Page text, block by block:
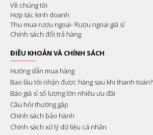
Về chúng tôi
Hợp tác kinh doanh
Thu mua rượu ngoại- Rượu ngoại giá sỉ
Chính sách đổi trả hàng
ĐIỀU KHOẢN VÀ CHÍNH SÁCH
Hướng dẫn mua hàng
Bao lâu tôi nhận được hàng sau khi thanh toán?
Báo giá sỉ số lượng lớn nhiều ưu đãi
Câu hỏi thường gặp
Chính sách bảo hành
Chính sách xử lý dữ liệu cá nhân